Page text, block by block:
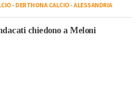
-DERTHONA CALCIO-ALESSANDRIA
chiedono a Meloni